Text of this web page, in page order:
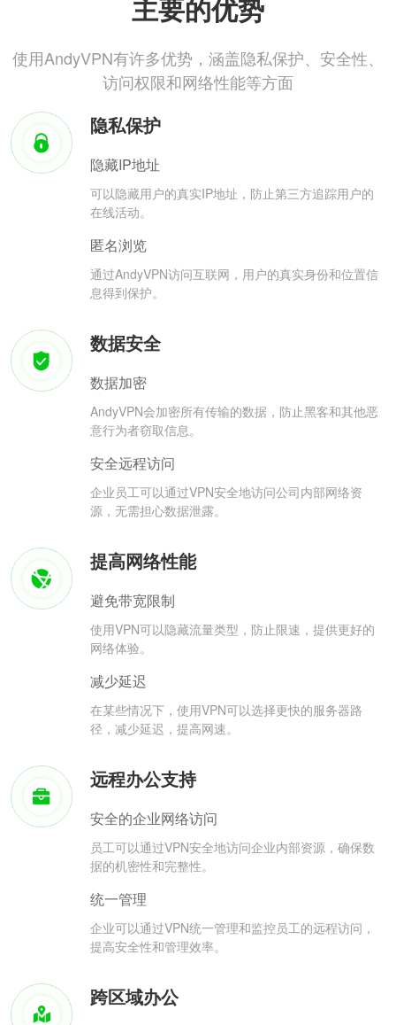
主要的优势
使用AndyVPN有许多优势，涵盖隐私保护、安全性、
访问权限和网络性能等方面
隐私保护
隐藏IP地址
可以隐藏用户的真实IP地址，防止第三方追踪用户的
在线活动。
匿名浏览
通过AndyVPN访问互联网，用户的真实身份和位置信
息得到保护。
数据安全
数据加密
AndyVPN会加密所有传输的数据，防止黑客和其他恶
意行为者窃取信息。
安全远程访问
企业员工可以通过VPN安全地访问公司内部网络资
源，无需担心数据泄露。
提高网络性能
避免带宽限制
使用VPN可以隐藏流量类型，防止限速，提供更好的
网络体验。
减少延迟
在某些情况下，使用VPN可以选择更快的服务器路
径，减少延迟，提高网速。
远程办公支持
安全的企业网络访问
员工可以通过VPN安全地访问企业内部资源，确保数
据的机密性和完整性。
统一管理
企业可以通过VPN统一管理和监控员工的远程访问，
提高安全性和管理效率。
跨区域办公